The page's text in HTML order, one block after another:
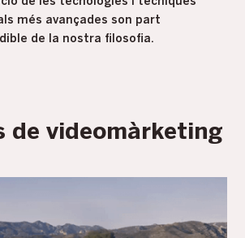
més avançades son part
de la nostra filosofia.
de videomàrketing